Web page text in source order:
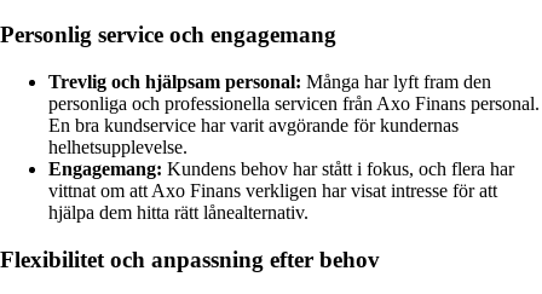
Personlig service och engagemang
Trevlig och hjälpsam personal: Många har lyft fram den
personliga och professionella servicen från Axo Finans personal.
En bra kundservice har varit avgörande för kundernas
helhetsupplevelse.
Engagemang: Kundens behov har stått i fokus, och flera har
vittnat om att Axo Finans verkligen har visat intresse för att
hjälpa dem hitta rätt lånealternativ.
Flexibilitet och anpassning efter behov